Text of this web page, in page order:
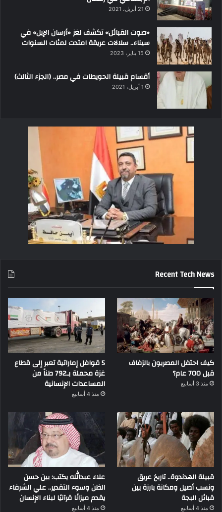
21 أبريل، 2021
«صوت القبائل» تكشف لغز «أرسان الإبل» في
سيناء.. سلالات عريقة امتدت لمئات السنوات
15 يناير، 2023
أقسام قبيلة الحويطات في مصر.. (الجزء الثالث)
1 أبريل، 2021
Recent Tech News
كيف احتفل المصريون بالزفاف
قبل 700 عام؟
منذ 3 أسابيع
5 قوافل إماراتية تعبر إلى قطاع
غزة محملة بـ792 طناً من
المساعدات الإنسانية
منذ 4 أسابيع
قبيلة الهدندوة.. تاريخ عريق
ونسب أصيل ومكانة بارزة بين
قبائل البجة
منذ 4 أسابيع
علاء عبدالله يكتب: بين حسن
الظن وسوء التقدير.. علي الشرفاء
يقدم ميزانًا قرآنيًا لبناء الإنسان
منذ 4 أسابيع